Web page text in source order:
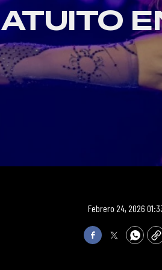
Febrero 24, 2026
FacebookTwitter